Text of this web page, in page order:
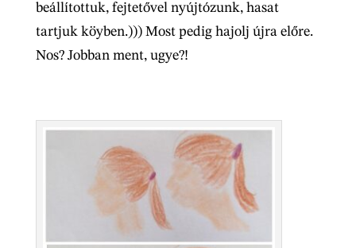
beállítottuk, fejtetővel nyújtózunk, hasat
tartjuk köyben.))) Most pedig hajolj újra előre.
Nos? Jobban ment, ugye?!